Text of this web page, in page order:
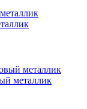
металлик